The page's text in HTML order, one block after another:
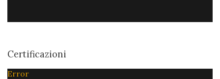
Certificazioni
Error